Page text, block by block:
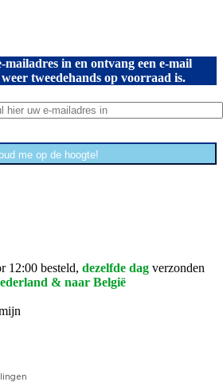
in en ontvang een e-mail
tweedehands op voorraad is.
me op de hoogte!
12:00 besteld, dezelfde dag verzonden
& naar België